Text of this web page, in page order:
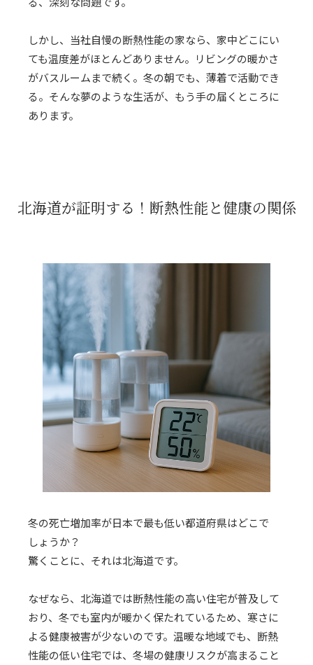
しかし、当社自慢の断熱性能の家なら、家中どこにい
ても温度差がほとんどありません。リビングの暖かさ
がバスルームまで続く。冬の朝でも、薄着で活動でき
る。そんな夢のような生活が、もう手の届くところに
あります。
北海道が証明する！ 断熱性能と健康の関係
冬の死亡増加率が日本で最も低い都道府県はどこで
しょうか？
驚くことに、それは北海道です。
なぜなら、北海道では断熱性能の高い住宅が普及して
おり、冬でも室内が暖かく保たれているため、寒さに
よる健康被害が少ないのです。温暖な地域でも、断熱
性能の低い住宅では、冬場の健康リスクが高まること